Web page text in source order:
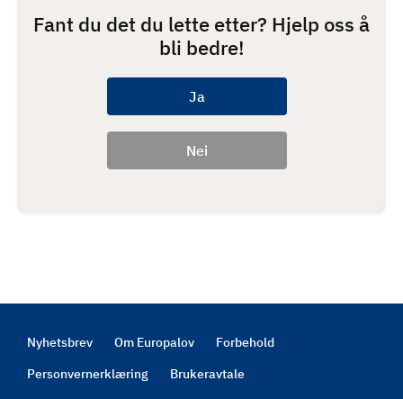
Fant du det du lette etter? Hjelp oss å
bli bedre!
Footer
Nyhetsbrev Om Europalov
Forbehold
Personvernerklæring
Brukeravtale